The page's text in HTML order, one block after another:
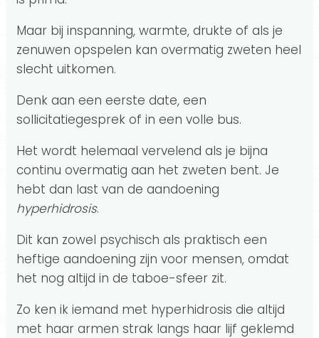
Maar bij inspanning, warmte, drukte of als je
zenuwen opspelen kan overmatig zweten heel
slecht uitkomen.
Denk aan een eerste date, een
sollicitatiegesprek of in een volle bus.
Het wordt helemaal vervelend als je bijna
continu overmatig aan het zweten bent. Je
hebt dan last van de aandoening
hyperhidrosis.
Dit kan zowel psychisch als praktisch een
heftige aandoening zijn voor mensen, omdat
het nog altijd in de taboe-sfeer zit.
Zo ken ik iemand met hyperhidrosis die altijd
met haar armen strak langs haar lijf geklemd